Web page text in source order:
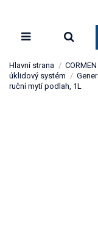
Hlavní strana
úklidový systém
ruční mytí podlah, 1L